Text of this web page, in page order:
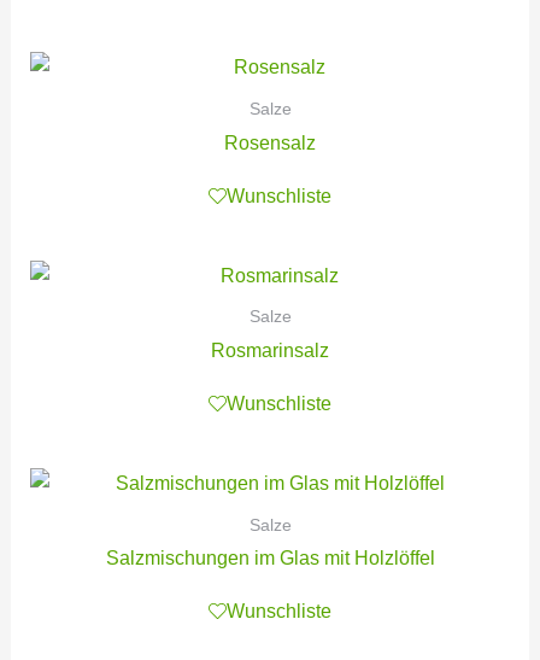
Salze
Rosensalz
Wunschliste
Salze
Rosmarinsalz
Wunschliste
Salze
Salzmischungen im Glas mit Holzlöffel
Wunschliste